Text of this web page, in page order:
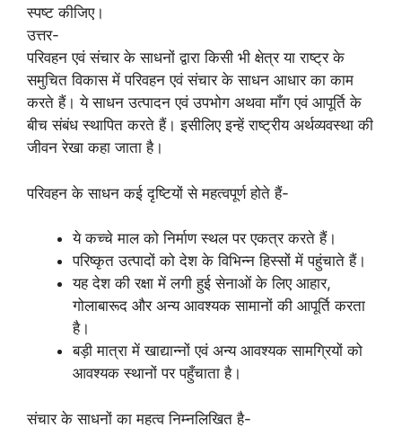
स्पष्ट कीजिए।
उत्तर-
परिवहन एवं संचार के साधनों द्वारा किसी भी क्षेत्र या राष्ट्र के
समुचित विकास में परिवहन एवं संचार के साधन आधार का काम
करते हैं। ये साधन उत्पादन एवं उपभोग अथवा माँग एवं आपूर्ति के
बीच संबंध स्थापित करते हैं। इसीलिए इन्हें राष्ट्रीय अर्थव्यवस्था की
जीवन रेखा कहा जाता है।
परिवहन के साधन कई दृष्टियों से महत्वपूर्ण होते हैं-
ये कच्चे माल को निर्माण स्थल पर एकत्र करते हैं।
परिष्कृत उत्पादों को देश के विभिन्न हिस्सों में पहुंचाते हैं।
यह देश की रक्षा में लगी हुई सेनाओं के लिए आहार,
गोलाबारूद और अन्य आवश्यक सामानों की आपूर्ति करता
है।
बड़ी मात्रा में खाद्यान्नों एवं अन्य आवश्यक सामग्रियों को
आवश्यक स्थानों पर पहुँचाता है।
संचार के साधनों का महत्व निम्नलिखित है-